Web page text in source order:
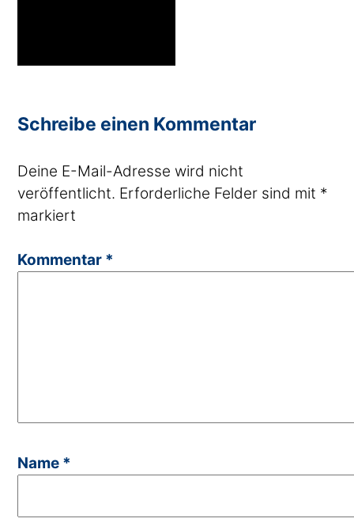
Schreibe einen Kommentar
Deine E-Mail-Adresse wird nicht
veröffentlicht. Erforderliche Felder sind mit *
markiert
Kommentar *
Name *